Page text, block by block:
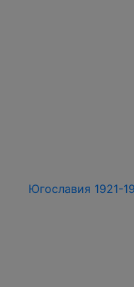
Югославия 1921-